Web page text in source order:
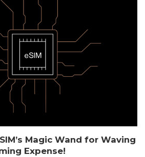
Magic Wand for Waving
Expense!